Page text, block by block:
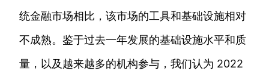
统金融市场相比，该市场的工具和基础设施相对
不成熟。鉴于过去一年发展的基础设施水平和质
量，以及越来越多的机构参与，我们认为 2022